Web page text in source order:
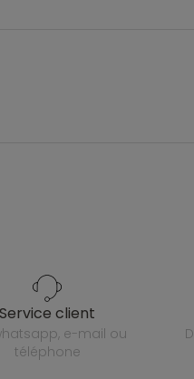
service client
téléphone